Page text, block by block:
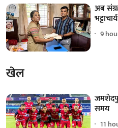
अब
9
खेल
समय
11